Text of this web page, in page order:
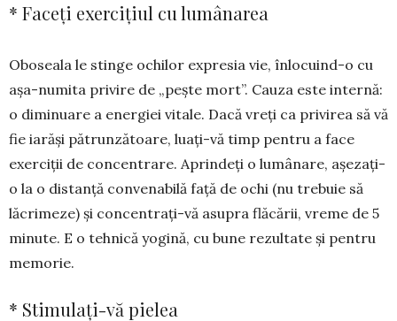
* Faceți exercițiul cu lumânarea
Oboseala le stinge ochilor expre­sia vie, înlocuind-o cu
așa-numita privire de „pește mort”. Cauza este internă:
o diminuare a energiei vitale. Dacă vreți ca privirea să vă
fie iarăși pătrunzătoare, luați-vă timp pentru a face
exerciții de concentrare. Aprin­deți o lumânare, așe­zați-
o la o distan­ță conve­nabilă față de ochi (nu tre­buie să
lăcrimeze) și con­cen­trați-vă asu­pra flăcării, vreme de 5
minute. E o tehnică yo­gină, cu bune rezultate și pen­tru
memorie.
* Stimulați-vă pielea